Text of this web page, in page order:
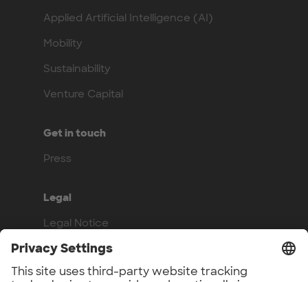
Applied Artificial Intelligence (AI)
Mobility
Sustainability
Venture Capital
Get in touch
Press
Legal
Legal Notice
Privacy Policy
Compliance